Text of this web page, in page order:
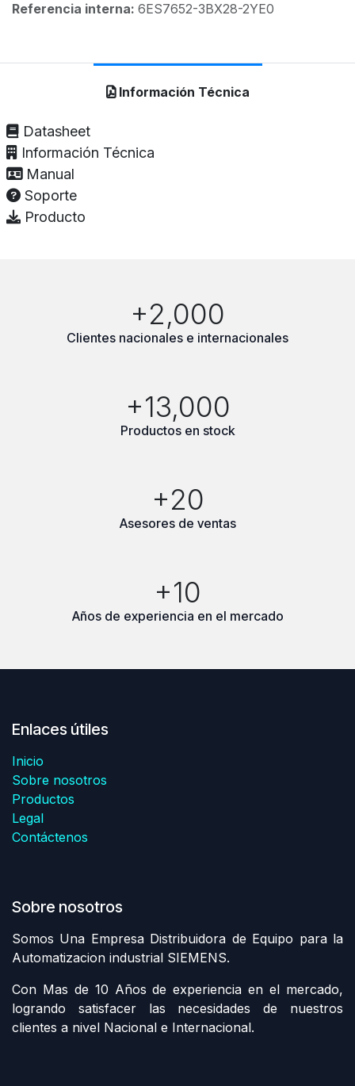
Referencia interna: 6ES7652-3BX28-2YE0
Información Técnica
Datasheet
Información Técnica
Manual
Soporte
Producto
+2,000
Clientes nacionales e internacionales
+13,000
Productos en stock
+20
Asesores de ventas
+10
Años de experiencia en el mercado
Enlaces útiles
Inicio
Sobre nosotros
Productos
Legal
Contáctenos
Sobre nosotros
Somos Una Empresa Distribuidora de Equipo para la
Automatizacion industrial SIEMENS.
Con Mas de 10 Años de experiencia en el mercado,
logrando satisfacer las necesidades de nuestros
clientes a nivel Nacional e Internacional.